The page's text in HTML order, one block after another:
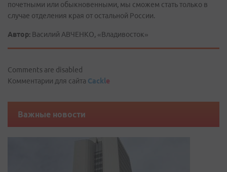
почетными или обыкновенными, мы сможем стать только в
случае отделения края от остальной России.
Автор: Василий АВЧЕНКО, «Владивосток»
Comments are disabled
Комментарии для сайта Cackle
Важные новости